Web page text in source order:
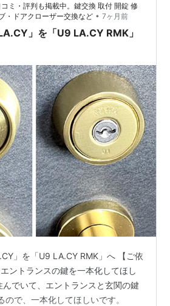
ミ・評判も掲載中。鍵交換 取付 開錠 修
・ドアクローザー交換など • 7ヶ月前
」を「U9 LA.CY RMK」
」を「U9 LA.CY RMK」へ 【ご依
ントランスの鍵を一本化してほし
でいて、エントランスと玄関の鍵
ので、一本化してほしいです。